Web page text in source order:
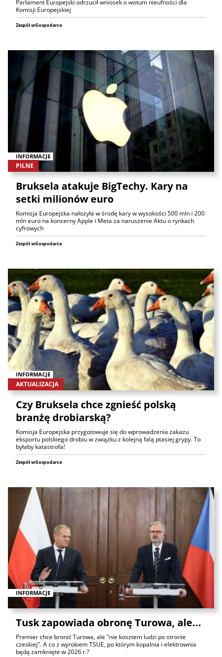
Parlament Europejski odrzucił wniosek o wotum nieufności dla
Komisji Europejskiej
Zespół wGospodarce
INFORMACJE
PILNE
Bruksela atakuje BigTechy. Kary na
setki milionów euro
Komisja Europejska nałożyła w środę kary w wysokości 500 mln i 200
mln euro na koncerny Apple i Meta za naruszenie Aktu o rynkach
cyfrowych
Zespół wGospodarce
INFORMACJE
AKTUALIZACJA
Czy Bruksela chce zgnieść polską
branżę drobiarską?
Komisja Europejska przygotowuje się do wprowadzenia zakazu
eksportu polskiego drobiu w związku z kolejną falą ptasiej grypy. To
byłaby katastrofa!
Zespół wGospodarce
INFORMACJE
Tusk zapowiada obronę Turowa, ale...
Premier chce bronić Turowa, ale "nie kosztem ludzi po stronie
czeskiej". A co z wyrokiem TSUE, po którym kopalnia i elektrownia
będą zamknięte w 2026 r.?